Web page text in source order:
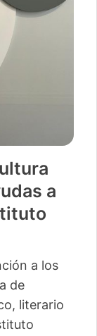
a
a los
de
literario